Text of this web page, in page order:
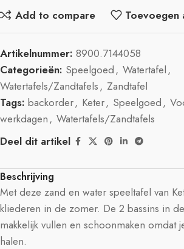
Add to compare
Toevoegen
Artikelnummer: 8900.7144058
Categorieën: Speelgoed, Watertafel,
Watertafels/Zandtafels, Zandtafel
Tags: backorder, Keter, Speelgoed,
werkdagen, Watertafels/Zandtafels
Deel dit artikel
Beschrijving
Met deze zand en water speeltafel van
kliederen in de zomer. De 2 bassins in
makkelijk vullen en schoonmaken omdat
halen.